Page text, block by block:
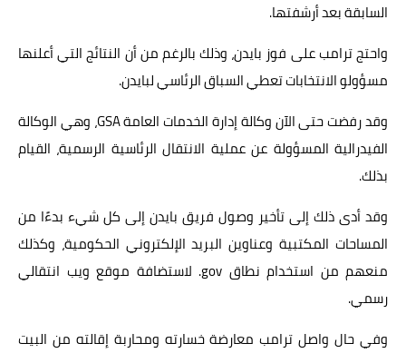
السابقة بعد أرشفتها.
واحتج ترامب على فوز بايدن، وذلك بالرغم من أن النتائج التي أعلنها
مسؤولو الانتخابات تعطي السباق الرئاسي لبايدن.
وقد رفضت حتى الآن وكالة إدارة الخدمات العامة GSA، وهي الوكالة
الفيدرالية المسؤولة عن عملية الانتقال الرئاسية الرسمية، القيام
بذلك.
وقد أدى ذلك إلى تأخير وصول فريق بايدن إلى كل شيء بدءًا من
المساحات المكتبية وعناوين البريد الإلكتروني الحكومية، وكذلك
منعهم من استخدام نطاق gov. لاستضافة موقع ويب انتقالي
رسمي.
وفي حال واصل ترامب معارضة خسارته ومحاربة إقالته من البيت